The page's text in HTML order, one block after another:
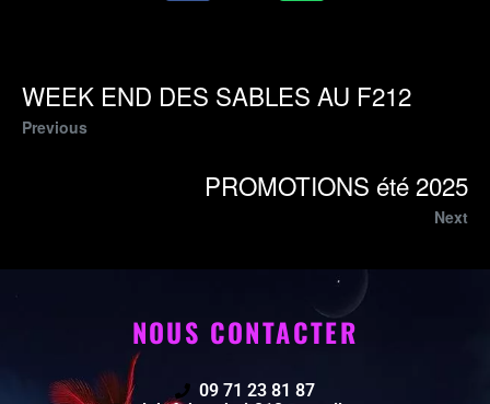
WEEK END DES SABLES AU F212
Previous
PROMOTIONS été 2025
Next
NOUS CONTACTER
09 71 23 81 87